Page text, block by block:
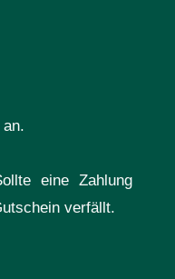
eine Zahlung
verfällt.